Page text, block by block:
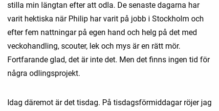
stilla min längtan efter att odla. De senaste dagarna har
varit hektiska när Philip har varit på jobb i Stockholm och
efter fem nattningar på egen hand och helg på det med
veckohandling, scouter, lek och mys är en rätt mör.
Fortfarande glad, det är inte det. Men det finns ingen tid för
några odlingsprojekt.
Idag däremot är det tisdag. På tisdagsförmiddagar röjer jag